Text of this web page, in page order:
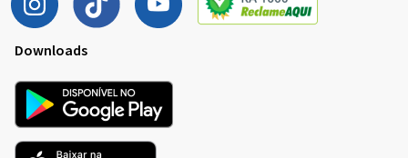
Downloads